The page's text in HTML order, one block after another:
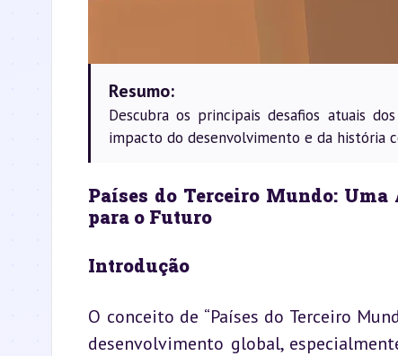
Resumo:
Descubra os principais desafios atuais
impacto do desenvolvimento e da história
Países do Terceiro Mundo:
para o Futuro
Introdução
O conceito de “Países do Terceiro
desenvolvimento global,